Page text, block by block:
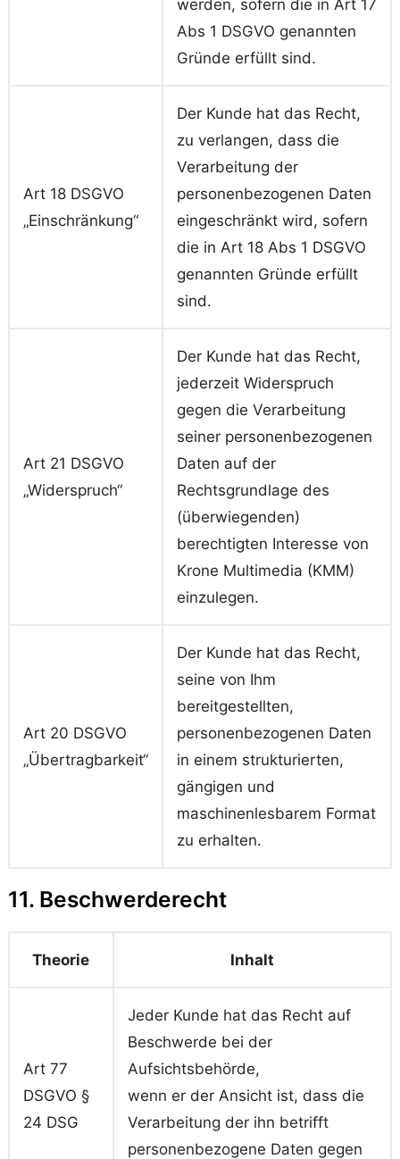
werden, sofern die in Art 17
Abs 1 DSGVO genannten
Gründe erfüllt sind.
Art 18 DSGVO
„Einschränkung“
Der Kunde hat das Recht,
zu verlangen, dass die
Verarbeitung der
personenbezogenen Daten
eingeschränkt wird, sofern
die in Art 18 Abs 1 DSGVO
genannten Gründe erfüllt
sind.
Art 21 DSGVO
„Widerspruch“
Der Kunde hat das Recht,
jederzeit Widerspruch
gegen die Verarbeitung
seiner personenbezogenen
Daten auf der
Rechtsgrundlage des
(überwiegenden)
berechtigten Interesse von
Krone Multimedia (KMM)
einzulegen.
Art 20 DSGVO
„Übertragbarkeit“
Der Kunde hat das Recht,
seine von Ihm
bereitgestellten,
personenbezogenen Daten
in einem strukturierten,
gängigen und
maschinenlesbarem Format
zu erhalten.
11. Beschwerderecht
Theorie Inhalt
Art 77
DSGVO §
24 DSG
Jeder Kunde hat das Recht auf
Beschwerde bei der
Aufsichtsbehörde,
wenn er der Ansicht ist, dass die
Verarbeitung der ihn betrifft
personenbezogene Daten gegen